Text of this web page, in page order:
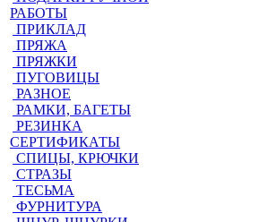
РАБОТЫ
ПРИКЛАД
ПРЯЖА
ПРЯЖКИ
ПУГОВИЦЫ
РАЗНОЕ
РАМКИ, БАГЕТЫ
РЕЗИНКА
СЕРТИФИКАТЫ
СПИЦЫ, КРЮЧКИ
СТРАЗЫ
ТЕСЬМА
ФУРНИТУРА